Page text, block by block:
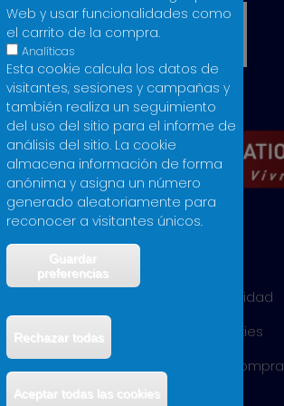
Política de privacidad
Política de cookies
Condiciones de compra
Web y usar funcionalidades como
el carrito de la compra.
Analíticas
Esta cookie calcula los datos de
visitantes, sesiones y campañas y
también realiza un seguimiento
del uso del sitio para el informe de
análisis del sitio. La cookie
almacena información de forma
anónima y asigna un número
generado aleatoriamente para
reconocer a visitantes únicos.
preferencias
Rechazar todas
Aceptar todas las cookies